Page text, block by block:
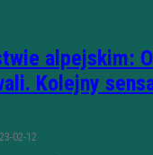
alpejskim:
Kolejny
02-12